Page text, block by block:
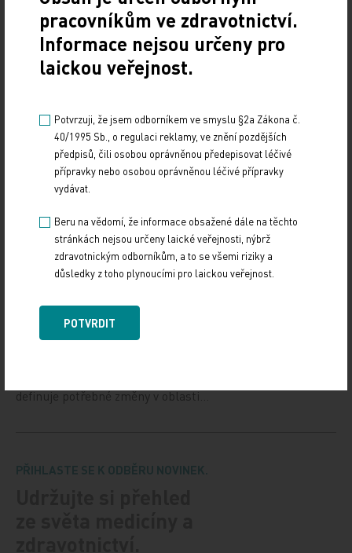
Vystavování ePoukazů
17. 12. 2024
ePoukaz, kde ho lze uplatnit a jaké možnosti má lékař
při jeho předání pacientovi. Představí mimo…
NUDZ nabízí kurs pro rodiče dětí s úzkostí
Národní ústav duševního zdraví (NUDZ) připravil kurs
pro rodiče dětí s úzkostmi. Účast nabízí zdarma ve 14
městech České republiky v rámci testovací…
Vláda schválila Národní kardiovaskulární plán
12. 12. 2024
definuje potřebné změny v oblasti…
PŘIHLASTE SE K ODBĚRU NOVINEK.
pracovníkům ve zdravotnictví.
Informace nejsou určeny pro
laickou veřejnost.
Potvrzuji, že jsem odborníkem ve smyslu §2a Zákona č.
40/1995 Sb., o regulaci reklamy, ve znění pozdějších
předpisů, čili osobou oprávněnou předepisovat léčivé
přípravky nebo osobou oprávněnou léčivé přípravky
vydávat.
Beru na vědomí, že informace obsažené dále na těchto
stránkách nejsou určeny laické veřejnosti, nýbrž
zdravotnickým odborníkům, a to se všemi riziky a
důsledky z toho plynoucími pro laickou veřejnost.
POTVRDIT